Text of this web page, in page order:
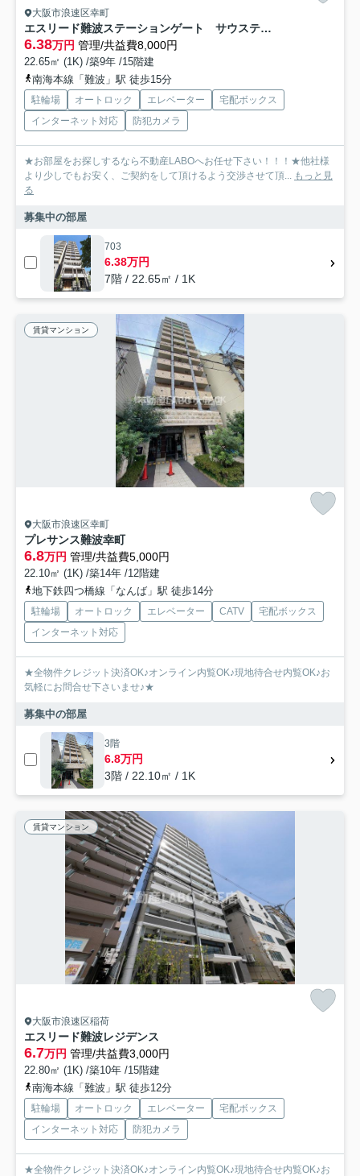
大阪市浪速区幸町
エスリード難波ステーションゲート サウステラス
6.38万円 管理/共益費8,000円
22.65㎡ (1K) /築9年 /15階建
南海本線「難波」駅 徒歩15分
駐輪場 オートロック エレベーター
宅配ボックス
インターネット対応
防犯カメラ
★お部屋をお探しするなら不動産LABOへお任せ下さい！！！★他社様
より少しでもお安く、ご契約をして頂けるよう交渉させて頂... もっと見
る
募集中の部屋
703
6.38万円
7階 / 22.65㎡ / 1K
賃貸マンション
大阪市浪速区幸町
プレサンス難波幸町
6.8万円 管理/共益費5,000円
22.10㎡ (1K) /築14年 /12階建
地下鉄四つ橋線「なんば」駅 徒歩14分
駐輪場 オートロック エレベーター CATV
宅配ボックス
インターネット対応
★全物件クレジット決済OK♪オンライン内覧OK♪現地待合せ内覧OK♪お
気軽にお問合せ下さいませ♪★
募集中の部屋
3階
6.8万円
3階 / 22.10㎡ / 1K
賃貸マンション
大阪市浪速区稲荷
エスリード難波レジデンス
6.7万円 管理/共益費3,000円
22.80㎡ (1K) /築10年 /15階建
南海本線「難波」駅 徒歩12分
駐輪場 オートロック エレベーター
宅配ボックス
インターネット対応
防犯カメラ
★全物件クレジット決済OK♪オンライン内覧OK♪現地待合せ内覧OK♪お